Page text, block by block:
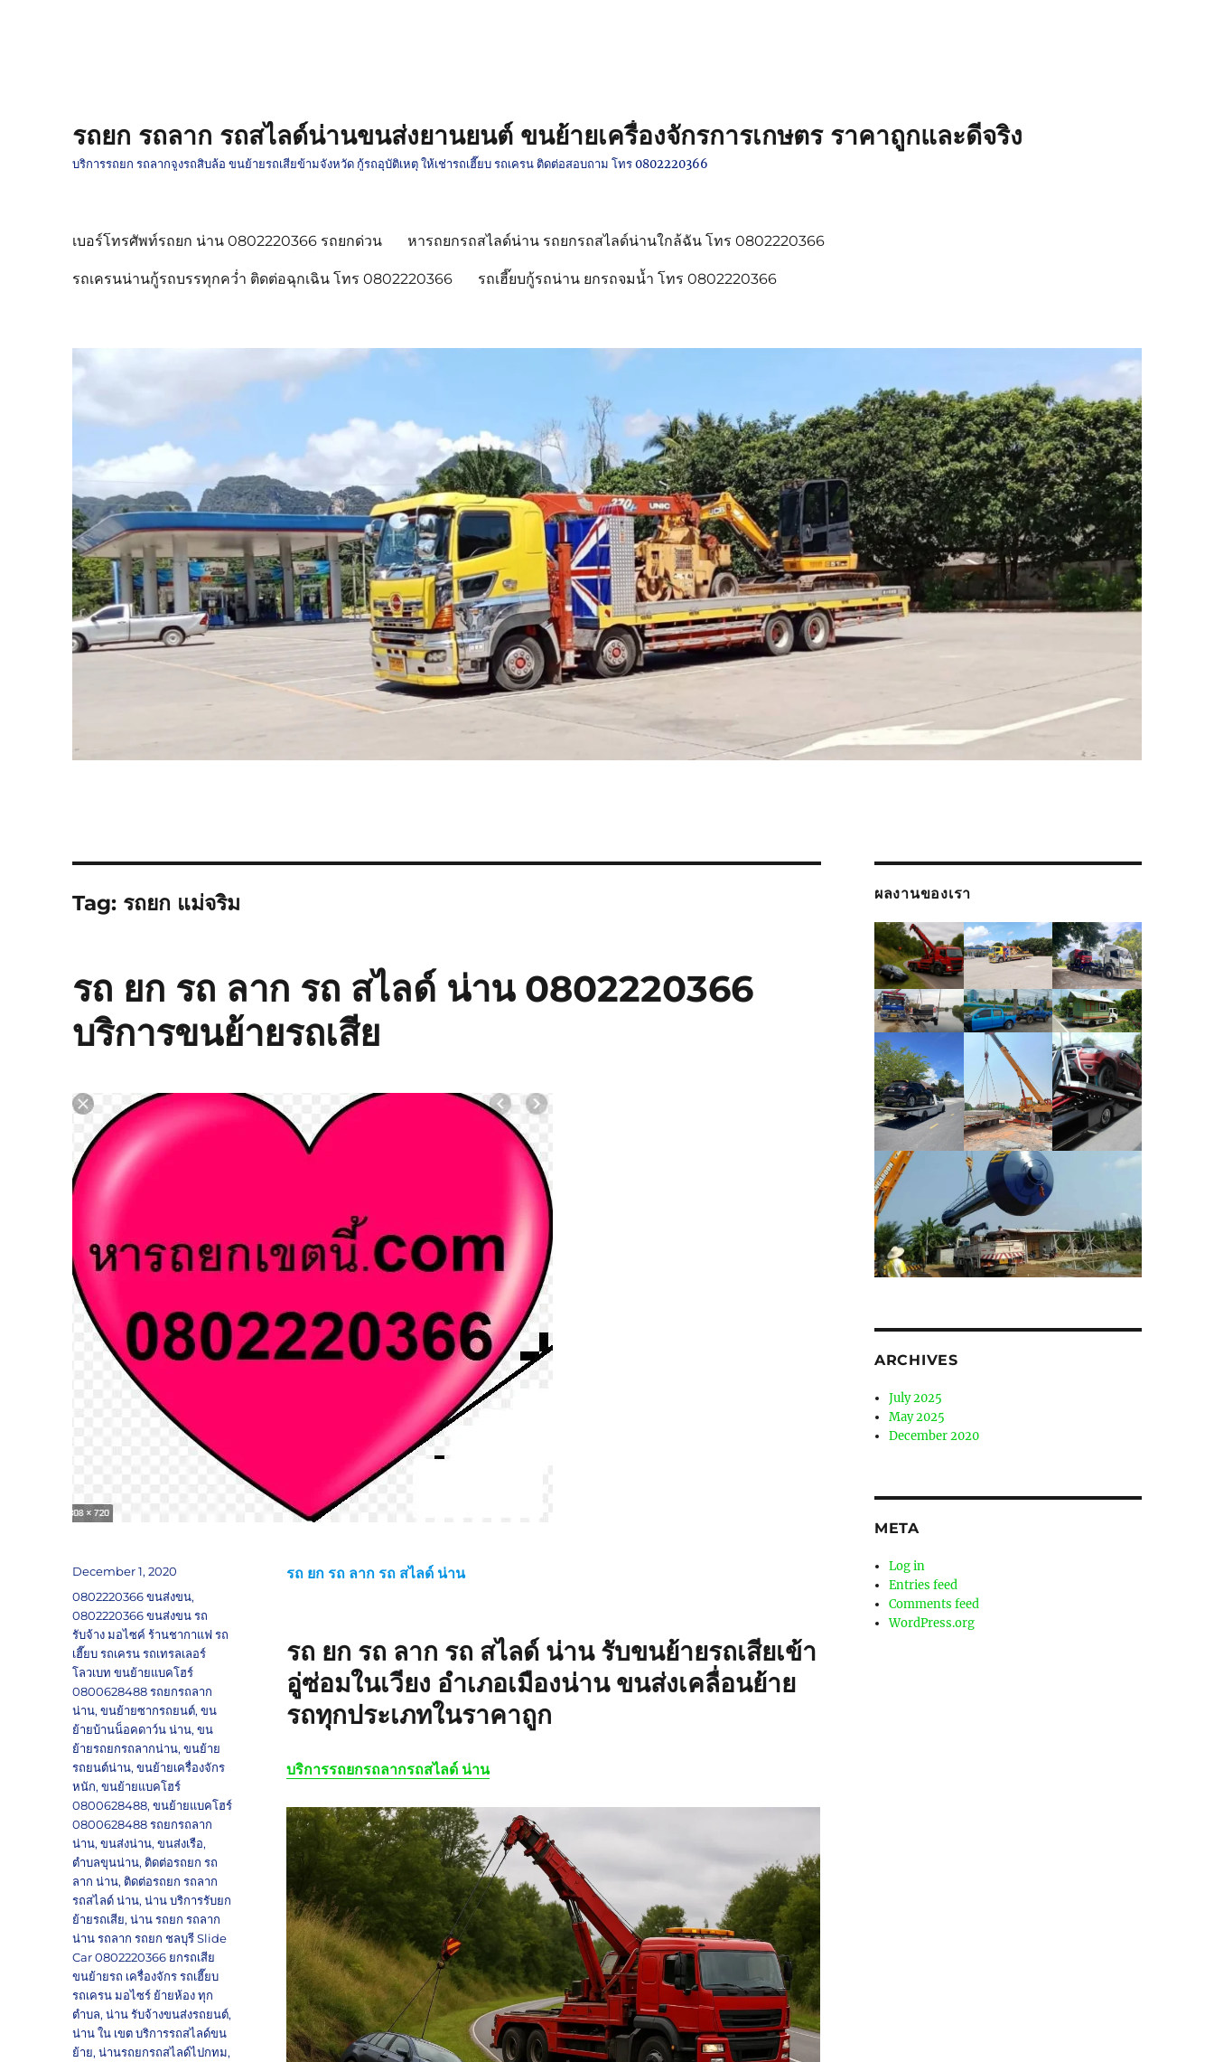
รถยก รถลาก รถสไลด์น่านขนส่งยานยนต์ ขนย้ายเครื่องจักรการเกษตร ราคาถูกและดีจริง
บริการรถยก รถลากจูงรถสิบล้อ ขนย้ายรถเสียข้ามจังหวัด กู้รถอุบัติเหตุ ให้เช่ารถเฮี๊ยบ รถเครน ติดต่อสอบถาม โทร 0802220366
เบอร์โทรศัพท์รถยก น่าน 0802220366 รถยกด่วน หารถยกรถสไลด์น่าน รถยกรถสไลด์น่านใกล้ฉัน โทร 0802220366
รถเครนน่านกู้รถบรรทุกคว่ำ ติดต่อฉุกเฉิน โทร 0802220366 รถเฮี๊ยบกู้รถน่าน ยกรถจมน้ำ โทร 0802220366
Tag: รถยก แม่จริม
รถ ยก รถ ลาก รถ สไลด์ น่าน 0802220366
บริการขนย้ายรถเสีย
รถ ยก รถ ลาก รถ สไลด์ น่าน
รถ ยก รถ ลาก รถ สไลด์ น่านรับขนย้ายรถเสียเข้า
อู่ซ่อมในเวียง อำเภอเมืองน่าน ขนส่งเคลื่อนย้าย
รถทุกประเภทในราคาถูก
บริการรถยกรถลากรถสไลด์ น่าน
Posted
on
December 1, 2020
Tags
0802220366 ขนส่งขน,
0802220366 ขนส่งขน รถ
รับจ้าง มอไซค์ ร้านชากาแฟ รถ
เฮี๊ยบ รถเครน รถเทรลเลอร์
โลวเบท ขนย้ายแบคโฮร์
0800628488 รถยกรถลาก
น่าน,ขนย้ายซากรถยนต์,ขน
ย้ายบ้านน็อคดาว์น น่าน,ขน
ย้ายรถยกรถลากน่าน,ขนย้าย
รถยนต์น่าน,ขนย้ายเครื่องจักร
หนัก,ขนย้ายแบคโฮร์
0800628488,ขนย้ายแบคโฮร์
0800628488 รถยกรถลาก
น่าน,ขนส่งน่าน,ขนส่งเรือ,
ตำบลขุนน่าน, ติดต่อรถยก รถ
ลาก น่าน, ติดต่อรถยก รถลาก
รถสไลด์ น่าน,น่าน บริการรับยก
ย้ายรถเสีย,น่าน รถยก รถลาก
น่าน รถลาก รถยก ชลบุรี Slide
Car 0802220366 ยกรถเสีย
ขนย้ายรถ เครื่องจักร รถเฮี๊ยบ
รถเครน มอไซร์ ย้ายห้อง ทุก
ตำบล,น่าน รับจ้างขนส่งรถยนต์,
น่าน ใน เขต บริการรถสไลด์ขน
ย้าย,น่านรถยกรถสไลด์ไปกทม,
ผลงานของเรา
ARCHIVES
July 2025
May 2025
December 2020
META
Log in
Entries feed
Comments feed
WordPress.org